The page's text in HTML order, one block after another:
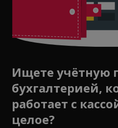
Ищете учётную
бухгалтерией,
работает с
целое?